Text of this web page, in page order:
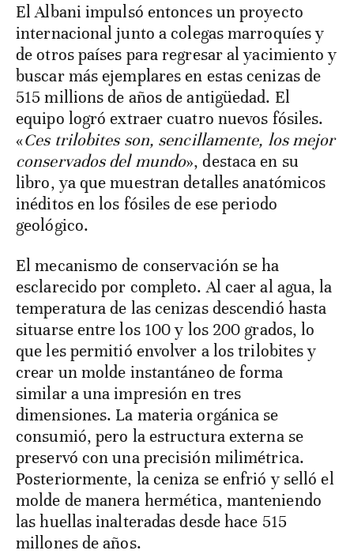
El Albani impulsó entonces un proyecto
internacional junto a colegas marroquíes y
de otros países para regresar al yacimiento y
buscar más ejemplares en estas cenizas de
515 millions de años de antigüedad. El
equipo logró extraer cuatro nuevos fósiles.
«Ces trilobites son, sencillamente, los mejor
conservados del mundo», destaca en su
libro, ya que muestran detalles anatómicos
inéditos en los fósiles de ese periodo
geológico.
El mecanismo de conservación se ha
esclarecido por completo. Al caer al agua, la
temperatura de las cenizas descendió hasta
situarse entre los 100 y los 200 grados, lo
que les permitió envolver a los trilobites y
crear un molde instantáneo de forma
similar a una impresión en tres
dimensiones. La materia orgánica se
consumió, pero la estructura externa se
preservó con una precisión milimétrica.
Posteriormente, la ceniza se enfrió y selló el
molde de manera hermética, manteniendo
las huellas inalteradas desde hace 515
millones de años.